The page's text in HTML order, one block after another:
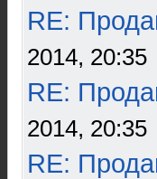
RE:
2014, 20:35
RE:
2014, 20:35
RE: